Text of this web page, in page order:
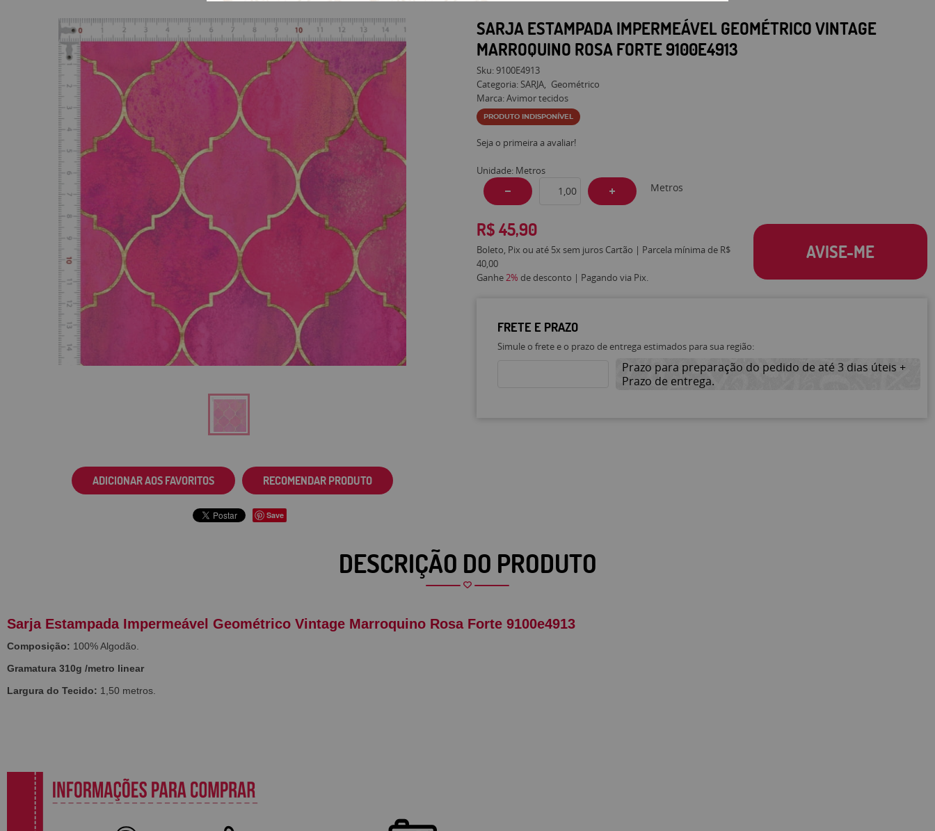
ADICIONAR AOS FAVORITOS RECOMENDAR PRODUTO
Save
SARJA ESTAMPADA IMPERMEÁVEL GEOMÉTRICO VINTAGE
MARROQUINO ROSA FORTE 9100E4913
Sku:9100E4913
Categoria: SARJA
Geométrico
Marca:Avimor tecidos
PRODUTO INDISPONÍVEL
Seja o primeira a avaliar!
Unidade: Metros
Metros
R$ 45,90
Boleto, Pix ou até 5x sem juros Cartão | Parcela mínima de R$
40,00
Ganhe2% de desconto | Pagando via Pix.
AVISE-ME
FRETE E PRAZO
Simule o frete e o prazo de entrega estimados para sua região:
Prazo para preparação do pedido de até 3 dias úteis +
Prazo de entrega.
DESCRIÇÃO DO PRODUTO
Sarja Estampada Impermeável Geométrico Vintage Marroquino Rosa Forte 9100e4913
Composição: 100% Algodão.
Gramatura 310g /metro linear
Largura do Tecido: 1,50 metros.